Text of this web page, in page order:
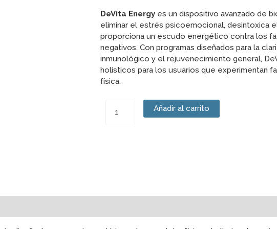
DeVita Energyes un dispositivo avanzado de
eliminar el estrés psicoemocional, desintoxica
proporciona un escudo energético contra los
negativos. Con programas diseñados para la
inmunológico y el rejuvenecimiento general,
holísticos para los usuarios que experimentan
física.
Energy
Añadir al carrito